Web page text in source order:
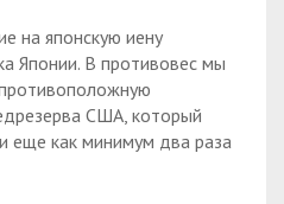
на японскую иену
Японии. В противовес мы
США, который
еще как минимум два раза